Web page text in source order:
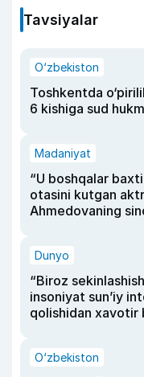
Tavsiyalar
O‘zbekiston
Toshkentda
6 kishiga sud
Madaniyat
“U boshqalar
otasini kutgan
Ahmedovaning
Dunyo
“Biroz
insoniyat sun’iy
qolishidan xavotir
O‘zbekiston